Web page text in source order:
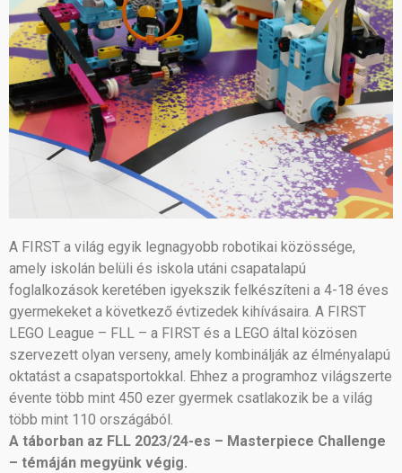
A FIRST a világ egyik legnagyobb robotikai közössége,
amely iskolán belüli és iskola utáni csapatalapú
foglalkozások keretében igyekszik felkészíteni a 4-18 éves
gyermekeket a következő évtizedek kihívásaira. A FIRST
LEGO League – FLL – a FIRST és a LEGO által közösen
szervezett olyan verseny, amely kombinálják az élményalapú
oktatást a csapatsportokkal. Ehhez a programhoz világszerte
évente több mint 450 ezer gyermek csatlakozik be a világ
több mint 110 országából.
A táborban az FLL 2023/24-es – Masterpiece Challenge
– témáján megyünk végig.